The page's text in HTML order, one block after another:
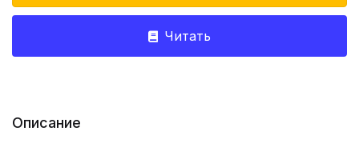
Читать
Описание